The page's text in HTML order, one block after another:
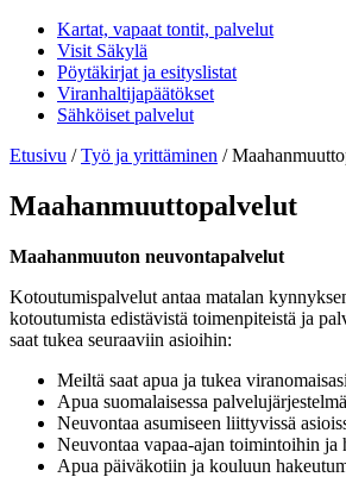
Kartat, vapaat tontit, palvelut
Visit Säkylä
Pöytäkirjat ja esityslistat
Viranhaltijapäätökset
Sähköiset palvelut
Etusivu /Työ ja yrittäminen /
Maahanmuuttopalvelut
Maahanmuuton neuvontapalvelut
Kotoutumispalvelut antaa matalan
kotoutumista edistävistä toimenpiteistä ja
saat tukea seuraaviin asioihin:
Meiltä saat apua ja tukea
Apua suomalaisessa
Neuvontaa asumiseen liittyvissä
Neuvontaa vapaa-​ajan toimintoihin ja
Apua päiväkotiin ja kouluun